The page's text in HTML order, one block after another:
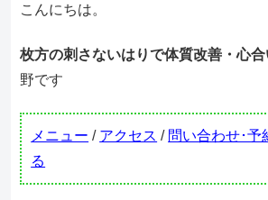
こんにちは。
枚方の刺さないはりで体質改善・心
野です
メニュー / アクセス / 問い合わせ･予
る